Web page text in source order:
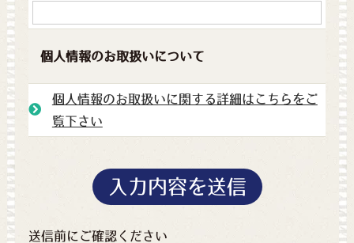
個人情報のお取扱いについて
個人情報のお取扱いに関する詳細はこちらをご
覧下さい
送信前にご確認ください